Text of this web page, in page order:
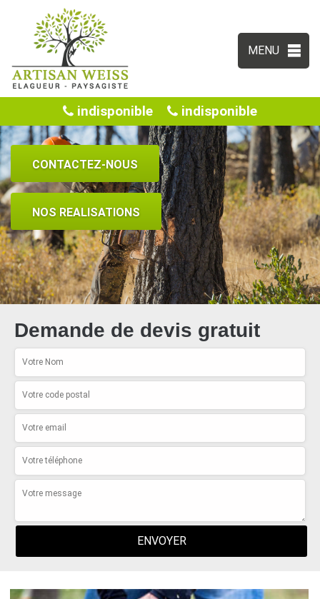
MENU
indisponible indisponible
CONTACTEZ-NOUS
NOS REALISATIONS
Demande de devis gratuit